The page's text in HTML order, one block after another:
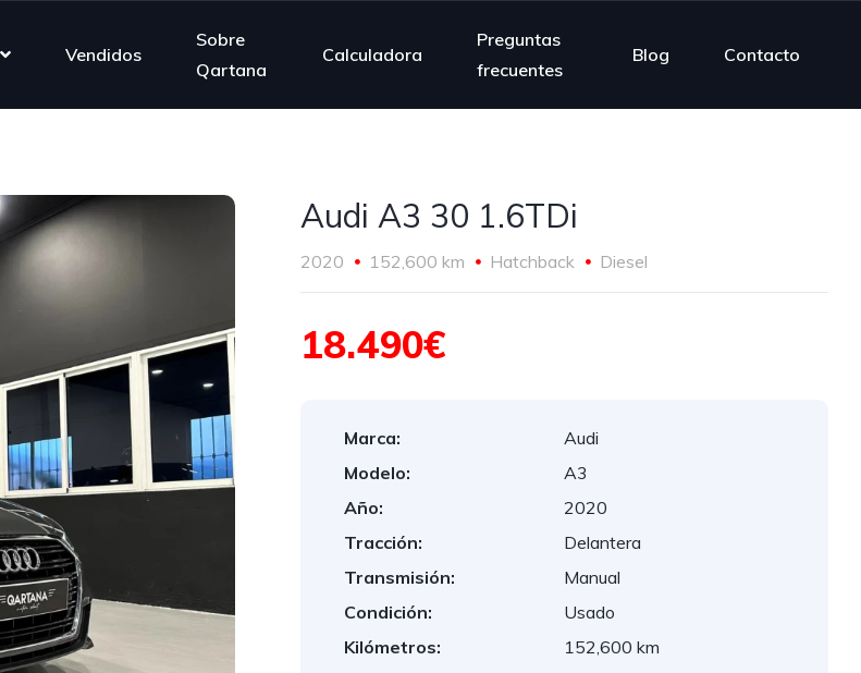
Vendidos
Sobre
Qartana
Calculadora
Preguntas
frecuentes
Blog Contacto
Audi A3 30 1.6TDi
2020 152,600 km Hatchback Diesel
18.490€
Marca:
Audi
Modelo:
A3
Año:
2020
Tracción:
Delantera
Transmisión:
Manual
Condición:
Usado
Kilómetros:
152,600 km